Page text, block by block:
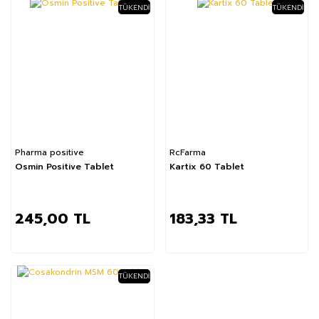
TÜKENDI
Pharma positive
Osmin Positive Tablet
245,00 TL
TÜKENDI
RcFarma
Kartix 60 Tablet
183,33 TL
TÜKENDI